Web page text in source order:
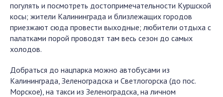
погулять и посмотреть достопримечательности Куршской
косы; жители Калининграда и близлежащих городов
приезжают сюда провести выходные; любители отдыха с
палатками порой проводят там весь сезон до самых
холодов.
Добраться до нацпарка можно автобусами из
Калининграда, Зеленоградска и Светлогорска (до пос.
Морское), на такси из Зеленоградска, на личном